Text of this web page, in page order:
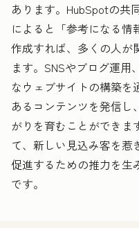
あります。HubSpotの共
によると「参考になる情
作成すれば、多くの人が
ます。SNSやブログ運用
なウェブサイトの構築
あるコンテンツを発信し
がりを育むことができま
て、新しい見込み客を惹
促進するための推力を生
です。